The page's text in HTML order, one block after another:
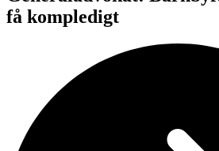
få kompledigt